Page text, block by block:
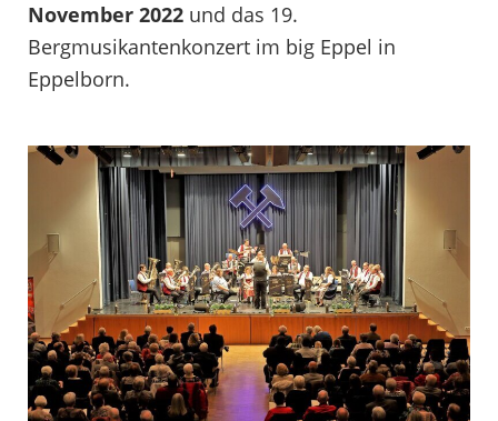
November 2022 und das 19.
Bergmusikantenkonzert im big Eppel in
Eppelborn.